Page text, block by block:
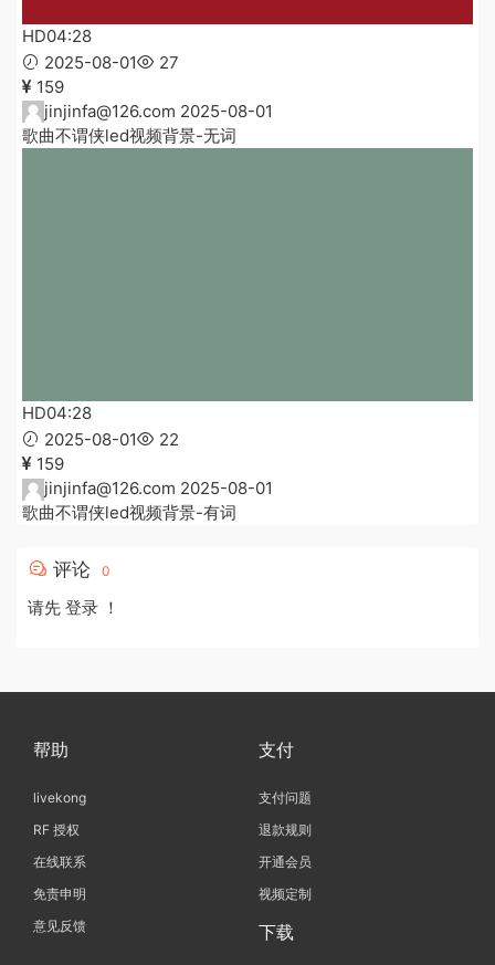
HD04:28
2025-08-01
27
159
jinjinfa@126.com 2025-08-01
歌曲不谓侠led视频背景-无词
HD04:28
2025-08-01
22
159
jinjinfa@126.com 2025-08-01
歌曲不谓侠led视频背景-有词
评论 0
请先 登录 ！
帮助
livekong
RF 授权
在线联系
免责申明
意见反馈
支付
支付问题
退款规则
开通会员
视频定制
下载